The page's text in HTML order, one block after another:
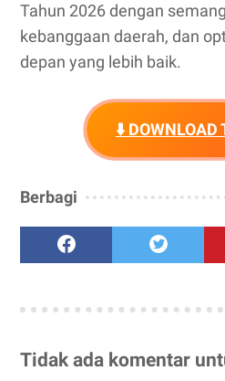
Tahun 2026 dengan
kebanggaan daerah, dan
depan yang lebih baik.
⬇️ DOWNLOAD
Berbagi
Tidak ada komentar